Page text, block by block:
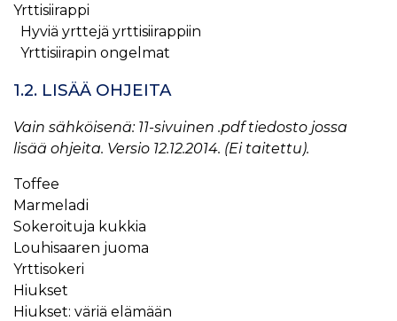
Yrttisiirappi
Hyviä yrttejä yrttisiirappiin
Yrttisiirapin ongelmat
1.2. LISÄÄ OHJEITA
Vain sähköisenä: 11-sivuinen .pdf tiedosto jossa
lisää ohjeita. Versio 12.12.2014. (Ei taitettu).
Toffee
Marmeladi
Sokeroituja kukkia
Louhisaaren juoma
Yrttisokeri
Hiukset
Hiukset: väriä elämään